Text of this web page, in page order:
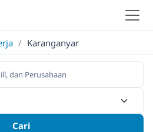
/ Karanganyar
Cari